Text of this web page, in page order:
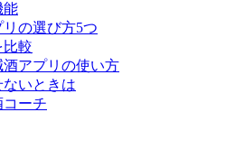
能
の選び方5つ
比較
アプリの使い方
いときは
ーチ